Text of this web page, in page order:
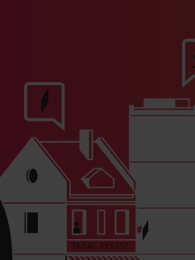
les estimations du ministère de
« On a la sensation que
n’ont pas vu l’information
Grégoire, ministre
leur fournisseur au
également pour le sujet
demander un échelonnement
avait produit un article à ce
poser une question à la